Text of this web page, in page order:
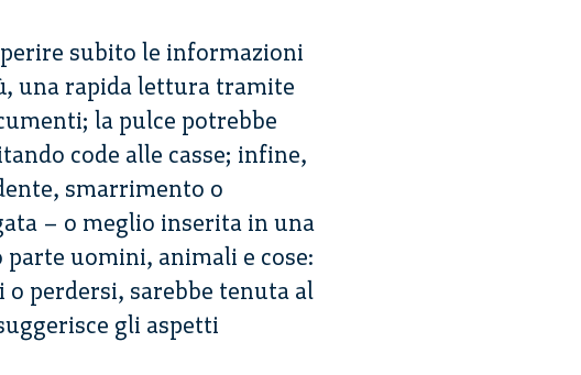
subito le informazioni
una rapida lettura tramite
la pulce potrebbe
code alle casse; infine,
smarrimento o
– o meglio inserita in una
uomini, animali e cose:
perdersi, sarebbe tenuta al
gli aspetti